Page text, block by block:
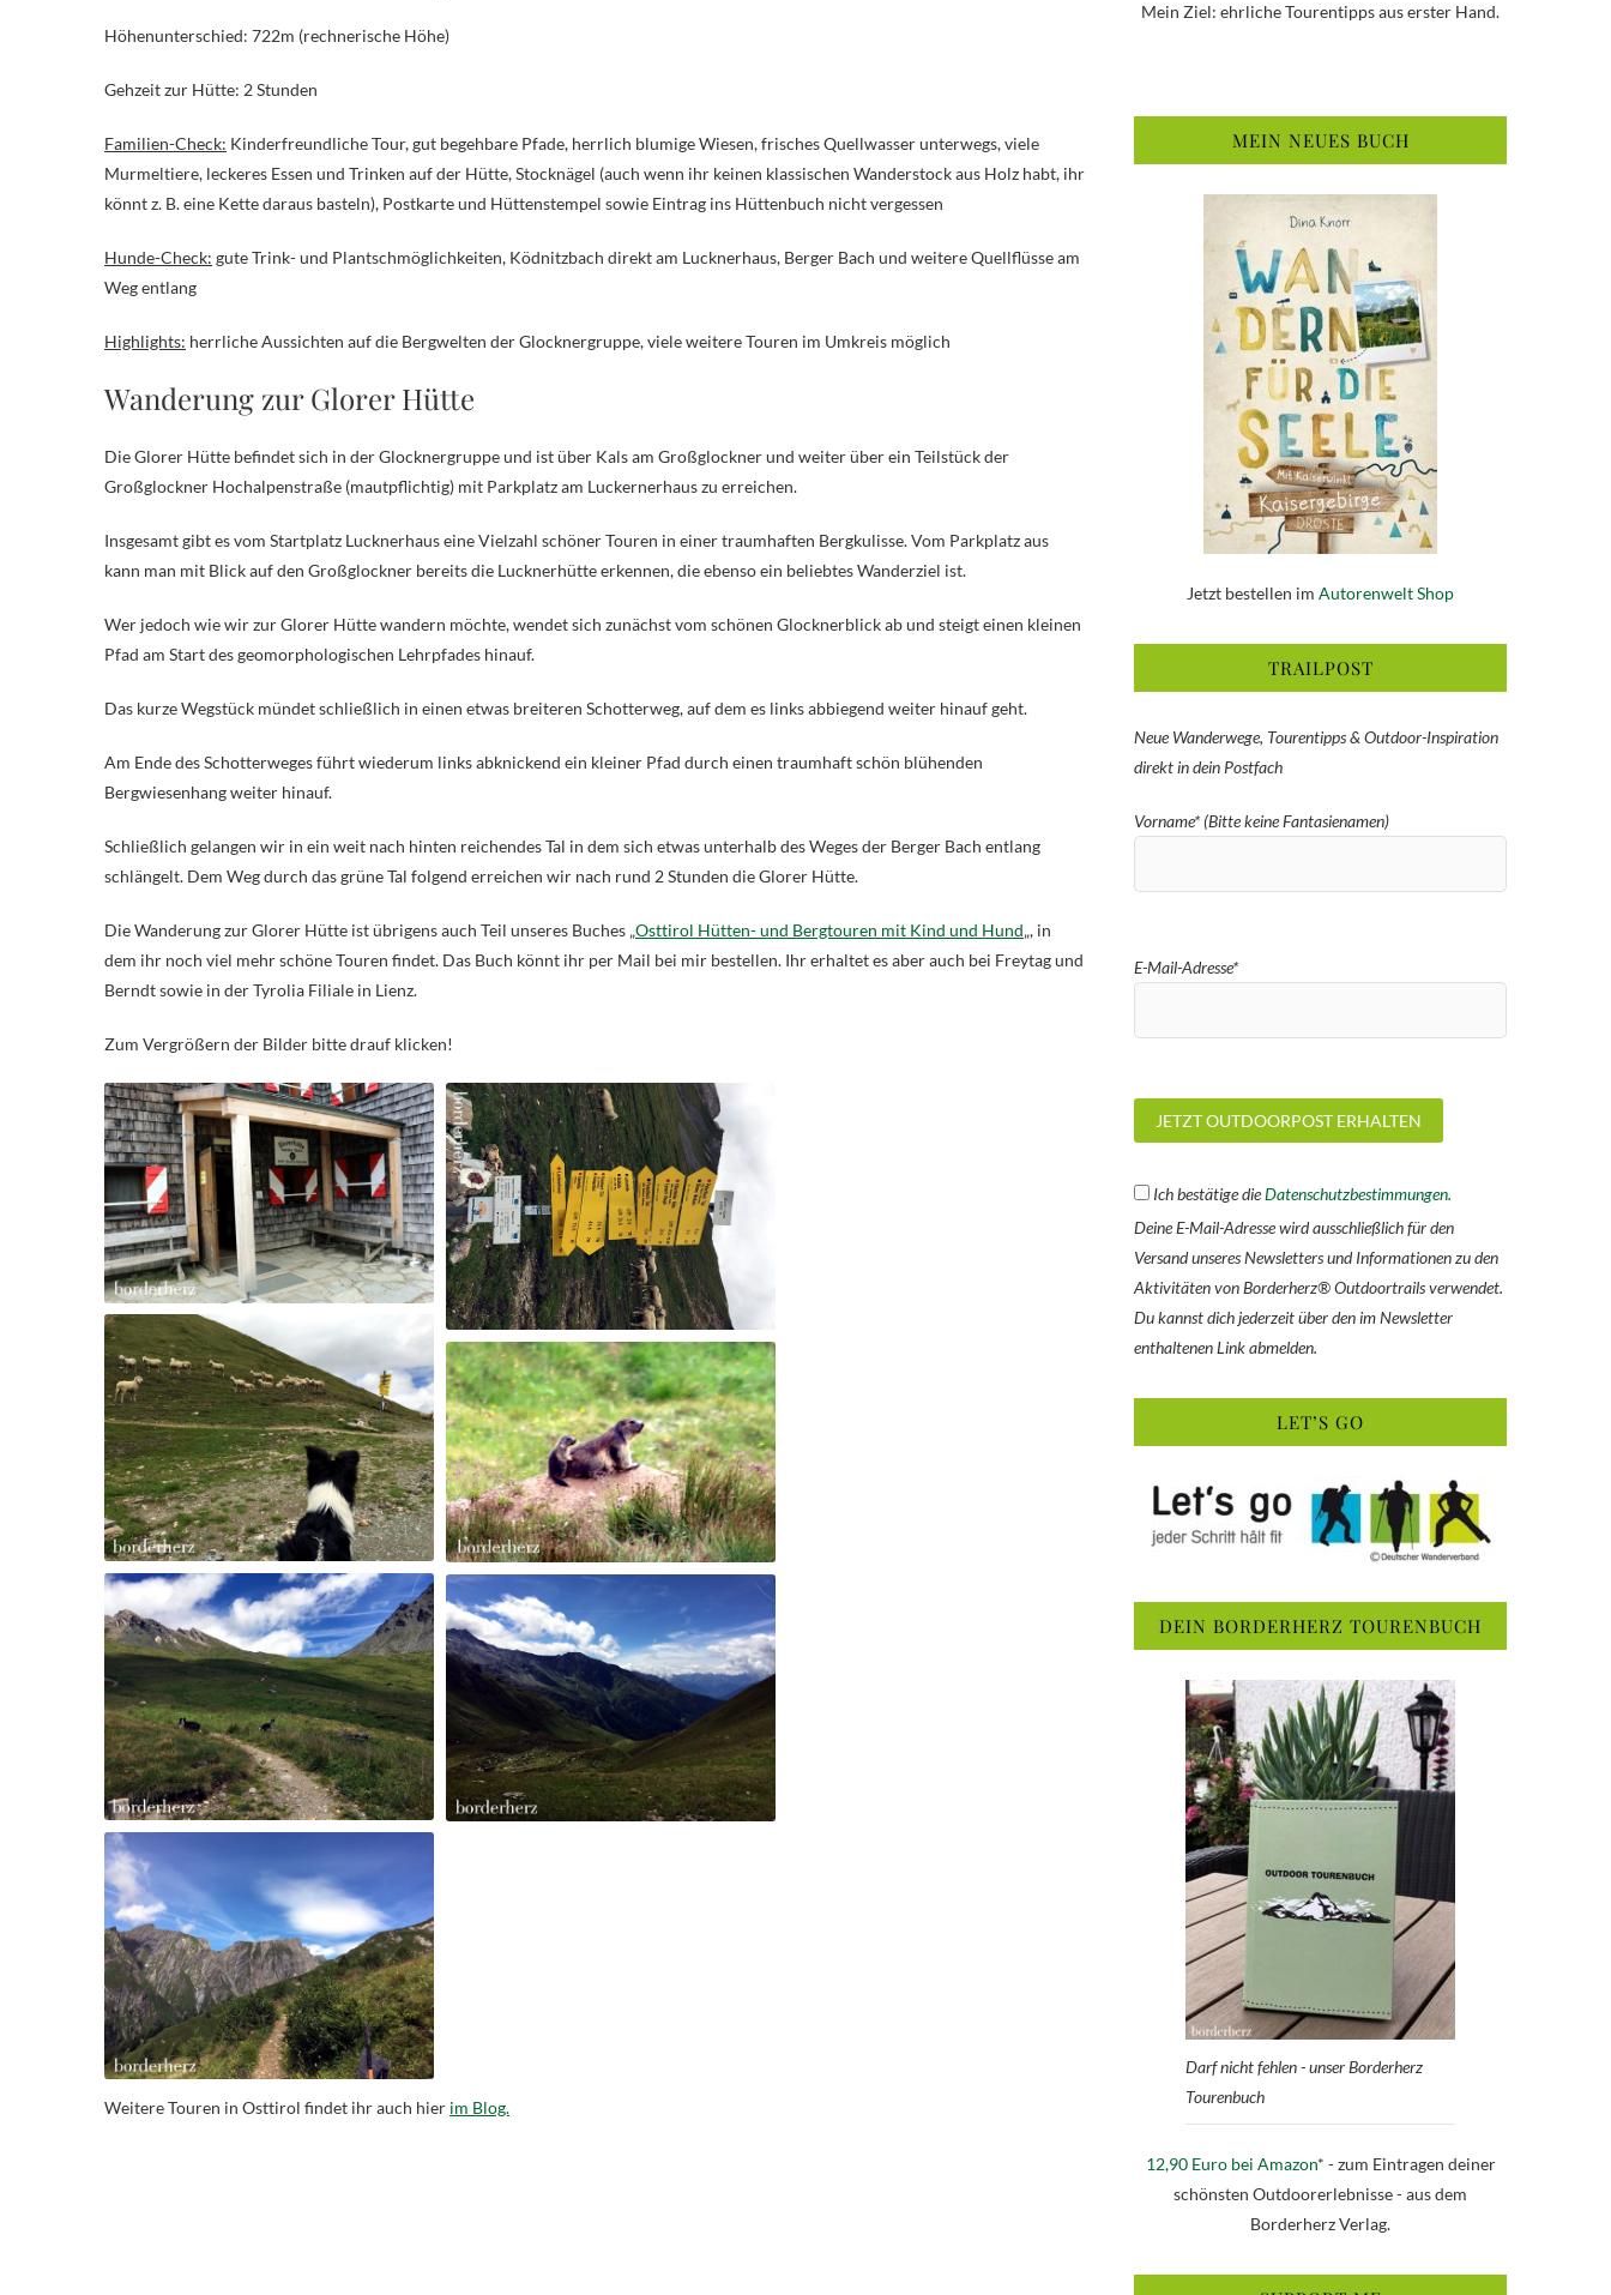
Höhenunterschied: 722m (rechnerische Höhe)
Gehzeit zur Hütte: 2 Stunden
Familien-Check: Kinderfreundliche Tour, gut begehbare Pfade, herrlich blumige Wiesen, frisches Quellwasser unterwegs, viele
Murmeltiere, leckeres Essen und Trinken auf der Hütte, Stocknägel (auch wenn ihr keinen klassischen Wanderstock aus Holz habt, ihr
könnt z. B. eine Kette daraus basteln), Postkarte und Hüttenstempel sowie Eintrag ins Hüttenbuch nicht vergessen
Hunde-Check: gute Trink- und Plantschmöglichkeiten, Ködnitzbach direkt am Lucknerhaus, Berger Bach und weitere Quellflüsse am
Weg entlang
Highlights: herrliche Aussichten auf die Bergwelten der Glocknergruppe, viele weitere Touren im Umkreis möglich
Wanderung zur Glorer Hütte
Die Glorer Hütte befindet sich in der Glocknergruppe und ist über Kals am Großglockner und weiter über ein Teilstück der
Großglockner Hochalpenstraße (mautpflichtig) mit Parkplatz am Luckernerhaus zu erreichen.
Insgesamt gibt es vom Startplatz Lucknerhaus eine Vielzahl schöner Touren in einer traumhaften Bergkulisse. Vom Parkplatz aus
kann man mit Blick auf den Großglockner bereits die Lucknerhütte erkennen, die ebenso ein beliebtes Wanderziel ist.
Wer jedoch wie wir zur Glorer Hütte wandern möchte, wendet sich zunächst vom schönen Glocknerblick ab und steigt einen kleinen
Pfad am Start des geomorphologischen Lehrpfades hinauf.
Das kurze Wegstück mündet schließlich in einen etwas breiteren Schotterweg, auf dem es links abbiegend weiter hinauf geht.
Am Ende des Schotterweges führt wiederum links abknickend ein kleiner Pfad durch einen traumhaft schön blühenden
Bergwiesenhang weiter hinauf.
Schließlich gelangen wir in ein weit nach hinten reichendes Tal in dem sich etwas unterhalb des Weges der Berger Bach entlang
schlängelt. Dem Weg durch das grüne Tal folgend erreichen wir nach rund 2 Stunden die Glorer Hütte.
Die Wanderung zur Glorer Hütte ist übrigens auch Teil unseres Buches „Osttirol Hütten- und Bergtouren mit Kind und Hund„, in
dem ihr noch viel mehr schöne Touren findet. Das Buch könnt ihr per Mail bei mir bestellen. Ihr erhaltet es aber auch bei Freytag und
Berndt sowie in der Tyrolia Filiale in Lienz.
Zum Vergrößern der Bilder bitte drauf klicken!
Weitere Touren in Osttirol findet ihr auch hier im Blog.
Mein Ziel: ehrliche Tourentipps aus erster Hand.
MEIN NEUES BUCH
Jetzt bestellen im Autorenwelt Shop
TRAILPOST
Neue Wanderwege, Tourentipps & Outdoor-Inspiration
direkt in dein Postfach
Vorname* (Bitte keine Fantasienamen)
E-Mail-Adresse*
Ich bestätige dieDatenschutzbestimmungen.
Deine E-Mail-Adresse wird ausschließlich für den
Versand unseres Newsletters und Informationen zu den
Aktivitäten von Borderherz® Outdoortrails verwendet.
Du kannst dich jederzeit über den im Newsletter
enthaltenen Link abmelden.
LET’S GO
DEIN BORDERHERZ TOURENBUCH
Darf nicht fehlen - unser Borderherz
Tourenbuch
12,90 Euro bei Amazon* - zum Eintragen deiner
schönsten Outdoorerlebnisse - aus dem
Borderherz Verlag.